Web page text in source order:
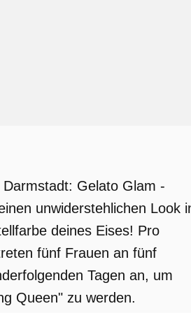
Gelato Glam -
unwiderstehlichen Look
deines Eises! Pro
fünf Frauen an fünf
Tagen an, um
Queen" zu werden.